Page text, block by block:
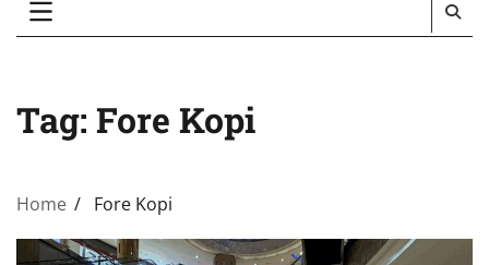
Tag: Fore Kopi
Home Fore Kopi